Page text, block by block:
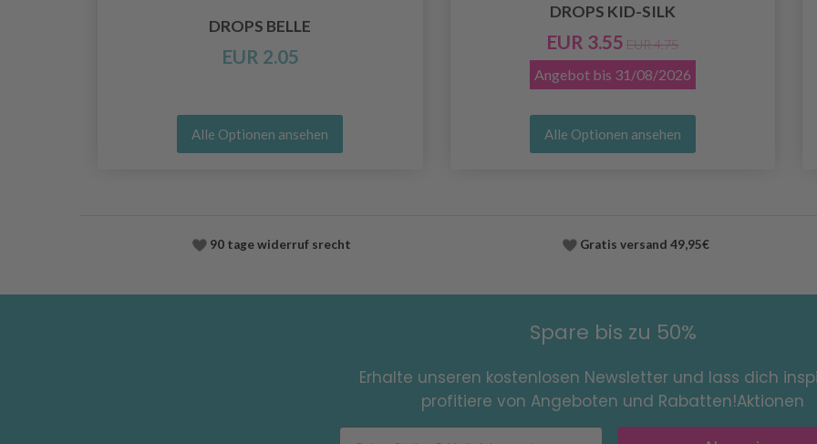
DROPS BELLE
EUR 2.05
Alle Optionen ansehen
DROPS KID-SILK
EUR 3.55 EUR 4.75
Angebot bis 31/08/2026
Alle Optionen ansehen
90 tage widerruf srecht Gratis versand 49,95€
Spare bis zu 50%
Erhalte unseren kostenlosen Newsletter und lass dich
profitiere von Angeboten und Rabatten!Aktionen